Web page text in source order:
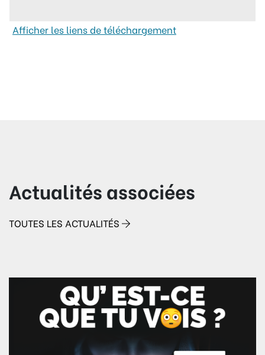
Afficher les liens de téléchargement
Actualités associées
TOUTES LES ACTUALITÉS